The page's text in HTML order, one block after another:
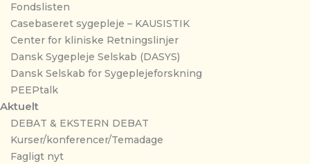
Fondslisten
Casebaseret sygepleje – KAUSISTIK
Center for kliniske Retningslinjer
Dansk Sygepleje Selskab (DASYS)
Dansk Selskab for Sygeplejeforskning
PEEPtalk
Aktuelt
DEBAT & EKSTERN DEBAT
Kurser/konferencer/Temadage
Fagligt nyt